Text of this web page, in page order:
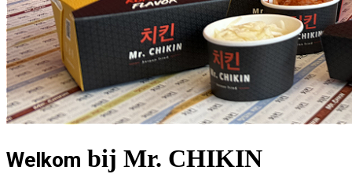
Welkom bij Mr. CHIKIN